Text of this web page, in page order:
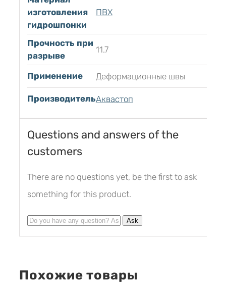
изготовления
гидрошпонки
ПВХ
Прочность при
разрыве
11.7
Применение Деформационные швы
ПроизводительАквастоп
Questions and answers of the
customers
There are no questions yet, be the first to ask
something for this product.
Похожие товары